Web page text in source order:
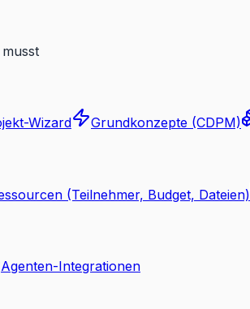
Wizard Grundkonzepte (CDPM)
(Teilnehmer, Budget, Dateien)
Agenten-Integrationen